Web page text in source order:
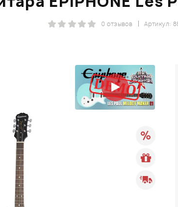
Артикул:
0 отзывов